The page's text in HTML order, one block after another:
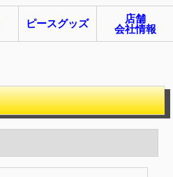
ピースグッズ
店舗
会社情報